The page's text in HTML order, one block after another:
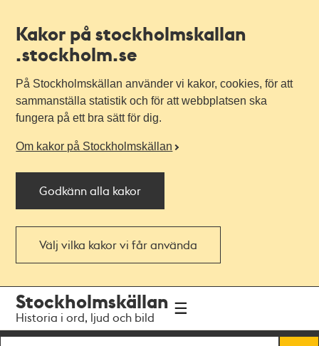
Kakor på stockholmskallan
.stockholm.se
På Stockholmskällan använder vi kakor, cookies, för att
sammanställa statistik och för att webbplatsen ska
fungera på ett bra sätt för dig.
Om kakor på Stockholmskällan
Godkänn alla kakor
Välj vilka kakor vi får använda
navigationen
huvudinnehållet
Stockholmskällan
Historia i ord, ljud och bild